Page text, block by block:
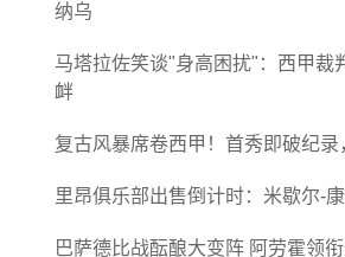
纳乌
马塔拉佐笑谈"身高困扰"：西甲裁
衅
复古风暴席卷西甲！首秀即破纪录
里昂俱乐部出售倒计时：米歇尔-
巴萨德比战酝酿大变阵 阿劳霍领